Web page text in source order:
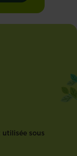
utilisée sous